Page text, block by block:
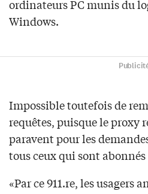
ordinateurs PC munis du
Windows.
Impossible toutefois de
requêtes, puisque le proxy
paravent pour les
tous ceux qui sont abonnés
«Par ce 911.re, les usagers